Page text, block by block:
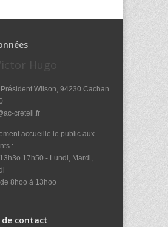
Hugo
Wilson, 94230 Cachan
creteil.fr
accueille le public aux
:
17h50 - Lundi, Mardi,
8hoo à 13hoo
contact